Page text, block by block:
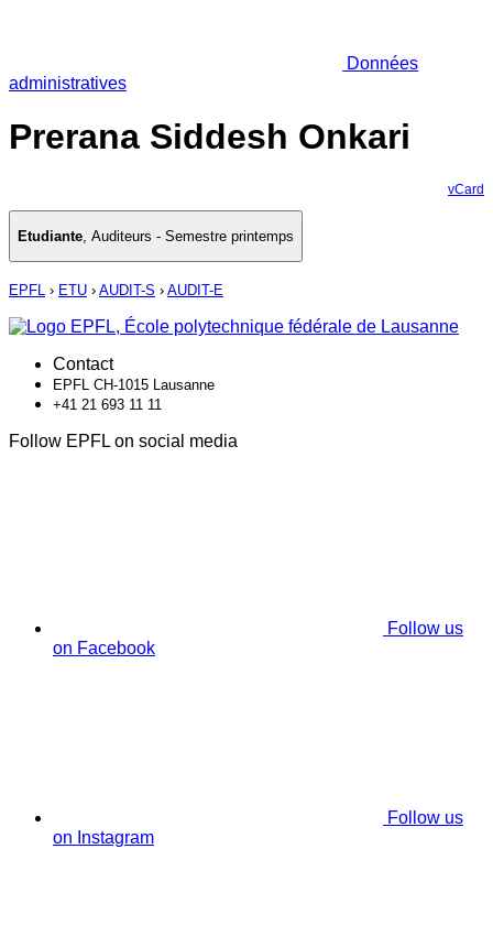
Données
administratives
Prerana Siddesh Onkari
vCard
Etudiante, Auditeurs - Semestre printemps
EPFL › ETU › AUDIT-S › AUDIT-E
Contact
EPFL CH-1015 Lausanne
+41 21 693 11 11
Follow EPFL on social media
Follow us
on Facebook
Follow us
on Instagram